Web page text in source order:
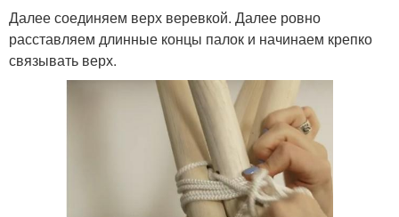
Далее соединяем верх веревкой. Далее ровно
расставляем длинные концы палок и начинаем крепко
связывать верх.